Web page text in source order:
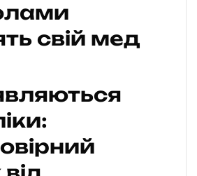
свій мед